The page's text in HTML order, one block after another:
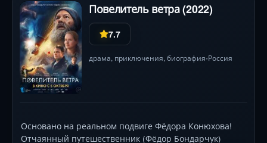
Повелитель ветра (2022)
7.7
драма, приключения, биография•Россия
Основано на реальном подвиге Фёдора Конюхова!
Отчаянный путешественник (Фёдор Бондарчук)